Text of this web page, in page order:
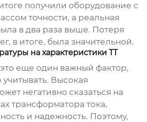
получили оборудование с
точности, а реальная
в два раза выше. Потеря
в итоге, была значительной.
на характеристики ТТ
еще один важный фактор,
Высокая
негативно сказаться на
трансформатора тока,
и надежность. Поэтому,